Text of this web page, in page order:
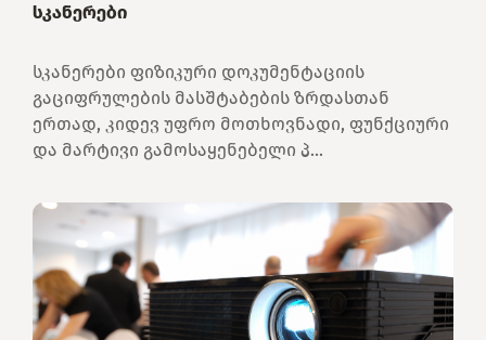
სკანერები
სკანერები ფიზიკური დოკუმენტაციის
გაციფრულების მასშტაბების ზრდასთან
ერთად, კიდევ უფრო მოთხოვნადი, ფუნქციური
და მარტივი გამოსაყენებელი პ...